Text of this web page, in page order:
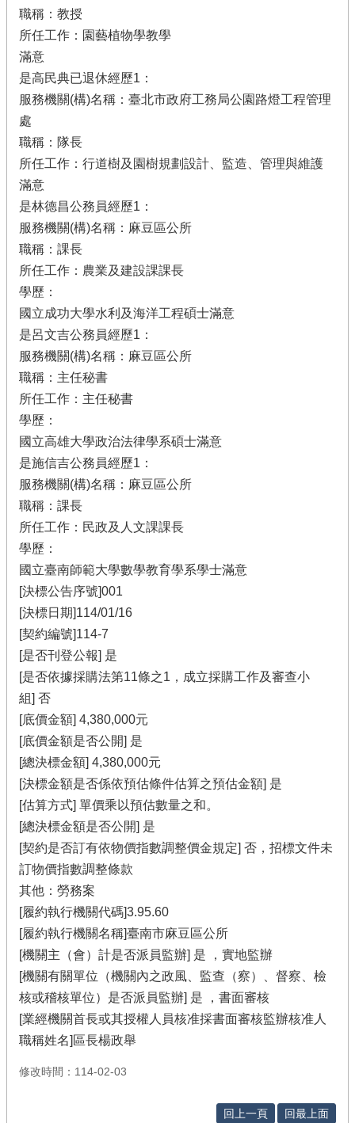
職稱：教授
所任工作：園藝植物學教學
滿意
是高民典已退休經歷1：
服務機關(構)名稱：臺北市政府工務局公園路燈工程管理
處
職稱：隊長
所任工作：行道樹及園樹規劃設計、監造、管理與維護
滿意
是林德昌公務員經歷1：
服務機關(構)名稱：麻豆區公所
職稱：課長
所任工作：農業及建設課課長
學歷：
國立成功大學水利及海洋工程碩士滿意
是呂文吉公務員經歷1：
服務機關(構)名稱：麻豆區公所
職稱：主任秘書
所任工作：主任秘書
學歷：
國立高雄大學政治法律學系碩士滿意
是施信吉公務員經歷1：
服務機關(構)名稱：麻豆區公所
職稱：課長
所任工作：民政及人文課課長
學歷：
國立臺南師範大學數學教育學系學士滿意
[決標公告序號]001
[決標日期]114/01/16
[契約編號]114-7
[是否刊登公報] 是
[是否依據採購法第11條之1，成立採購工作及審查小
組] 否
[底價金額] 4,380,000元
[底價金額是否公開] 是
[總決標金額] 4,380,000元
[決標金額是否係依預估條件估算之預估金額] 是
[估算方式] 單價乘以預估數量之和。
[總決標金額是否公開] 是
[契約是否訂有依物價指數調整價金規定] 否，招標文件未
訂物價指數調整條款
其他：勞務案
[履約執行機關代碼]3.95.60
[履約執行機關名稱]臺南市麻豆區公所
[機關主（會）計是否派員監辦] 是 ，實地監辦
[機關有關單位（機關內之政風、監查（察）、督察、檢
核或稽核單位）是否派員監辦] 是 ，書面審核
[業經機關首長或其授權人員核准採書面審核監辦核准人
職稱姓名]區長楊政舉
修改時間：114-02-03
回上一頁 回最上面